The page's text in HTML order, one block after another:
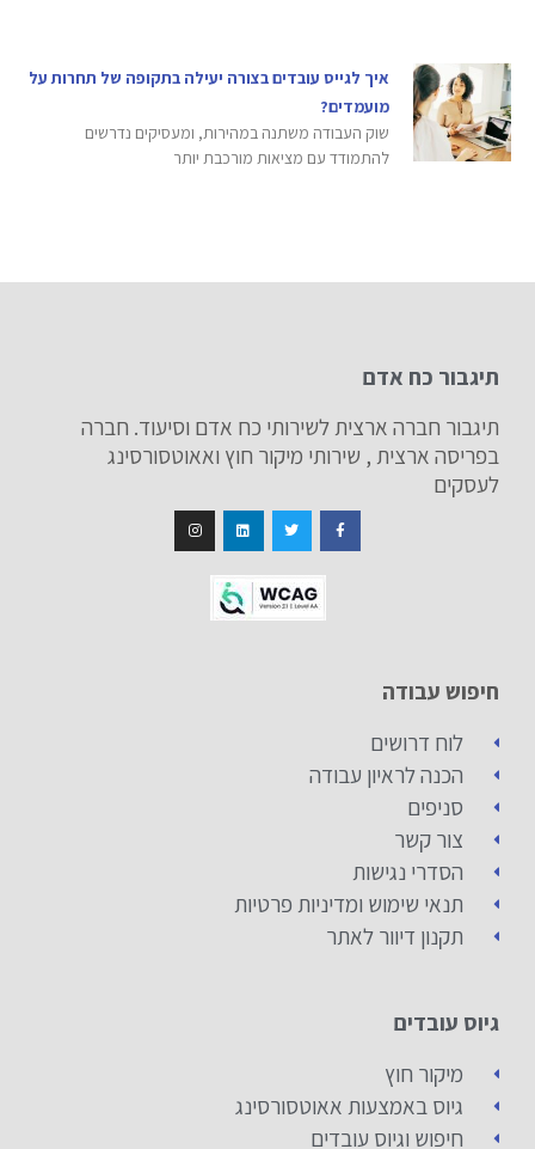
איך לגייס עובדים בצורה יעילה בתקופה של תחרות על
מועמדים?
שוק העבודה משתנה במהירות, ומעסיקים נדרשים
להתמודד עם מציאות מורכבת יותר
תיגבור כח אדם
תיגבור חברה ארצית לשירותי כח אדם וסיעוד. חברה
בפריסה ארצית , שירותי מיקור חוץ ואאוטסורסינג
לעסקים
חיפוש עבודה
לוח דרושים
הכנה לראיון עבודה
סניפים
צור קשר
הסדרי נגישות
תנאי שימוש ומדיניות פרטיות
תקנון דיוור לאתר
גיוס עובדים
מיקור חוץ
גיוס באמצעות אאוטסורסינג
חיפוש וגיוס עובדים